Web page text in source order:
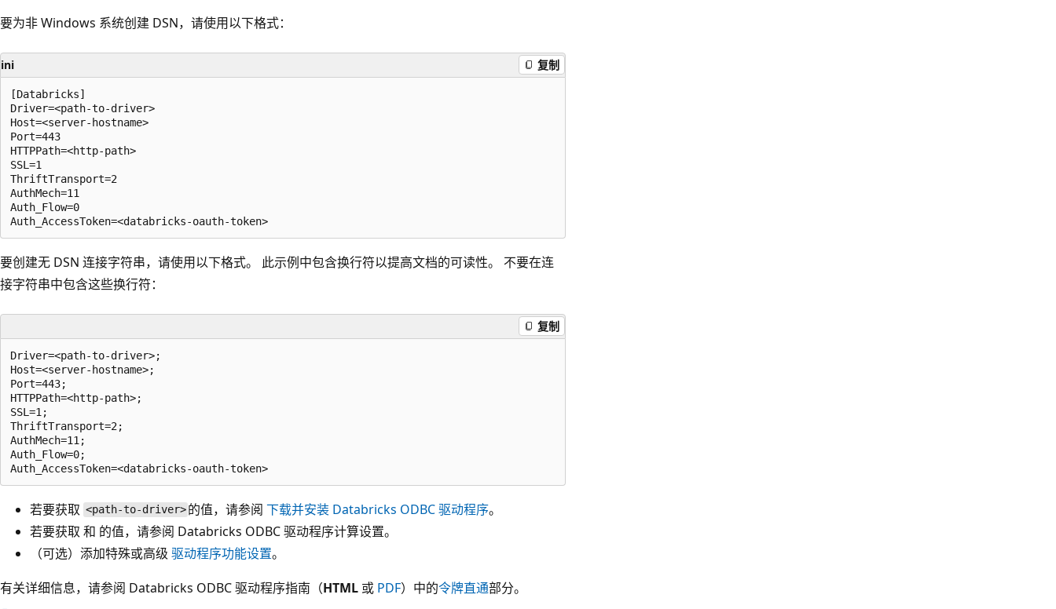
要为非 Windows 系统创建 DSN，请使用以下格式：
ini 复制
[Databricks]
Driver=<path-to-driver>
Host=<server-hostname>
Port=443
HTTPPath=<http-path>
SSL=1
ThriftTransport=2
AuthMech=11
Auth_Flow=0
要创建无 DSN 连接字符串，请使用以下格式。 此示例中包含换行符以提高文档的可读性。 不要在连
接字符串中包含这些换行符：
复制
Driver=<path-to-driver>;
Host=<server-hostname>;
Port=443;
HTTPPath=<http-path>;
SSL=1;
ThriftTransport=2;
AuthMech=11;
Auth_Flow=0;
若要获取 <path-to-driver> 的值，请参阅下载并安装 Databricks ODBC 驱动程序。
若要获取 和 的值，请参阅 Databricks ODBC 驱动程序计算设置。
（可选）添加特殊或高级 驱动程序功能设置。
有关详细信息，请参阅 Databricks ODBC 驱动程序指南（HTML 或 PDF）中的令牌直通部分。